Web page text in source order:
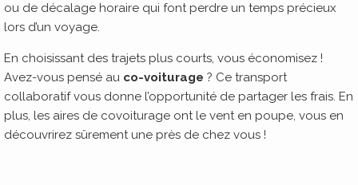
ou de décalage horaire qui font perdre un temps précieux
lors d’un voyage.
En choisissant des trajets plus courts, vous économisez !
Avez-vous pensé au co-voiturage ? Ce transport
collaboratif vous donne l’opportunité de partager les frais. En
plus, les aires de covoiturage ont le vent en poupe, vous en
découvrirez sûrement une près de chez vous !